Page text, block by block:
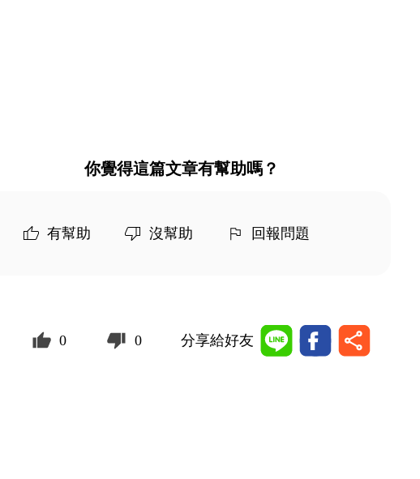
你覺得這篇文章有幫助嗎？
有幫助 沒幫助 回報問題
0 0 分享給好友